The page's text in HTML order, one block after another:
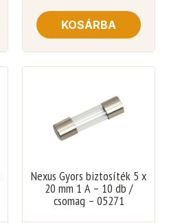
KOSÁRBA
Nexus Gyors biztosíték 5 x
20 mm 1 A – 10 db /
csomag – 05271